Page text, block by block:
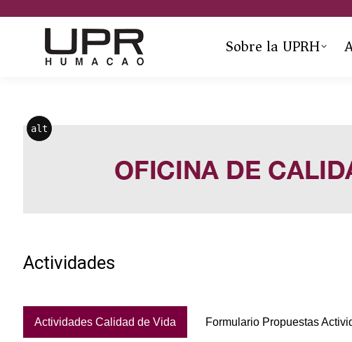
Sobre la UPRH
alt
Actividades
Actividades Calidad de Vida Formulario Propuestas